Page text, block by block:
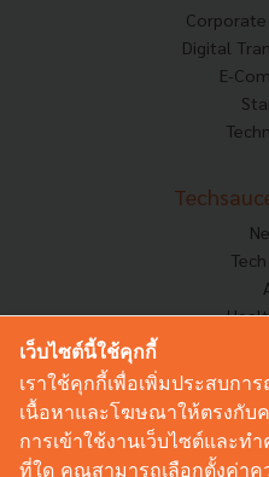
Digital
E-
Saucy
เว็บไซต์นี้ใช้คุกกี้
เราใช้คุกกี้เพื่อเพิ่มประสบกา
เนื้อหาและโฆษณาให้ตรงกับ
การเข้าใช้งานเว็บไซต์และท
ที่ใด คุณสามารถเลือกตั้งค่า